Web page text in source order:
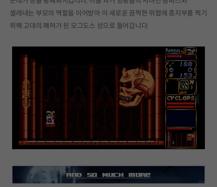
셀레네는 부모의 역할을 이어받아 이 새로운 끔찍한 위협에 종지부를 찍기
위해 고대의 폐허가 된 모그도스 성으로 들어갑니다.